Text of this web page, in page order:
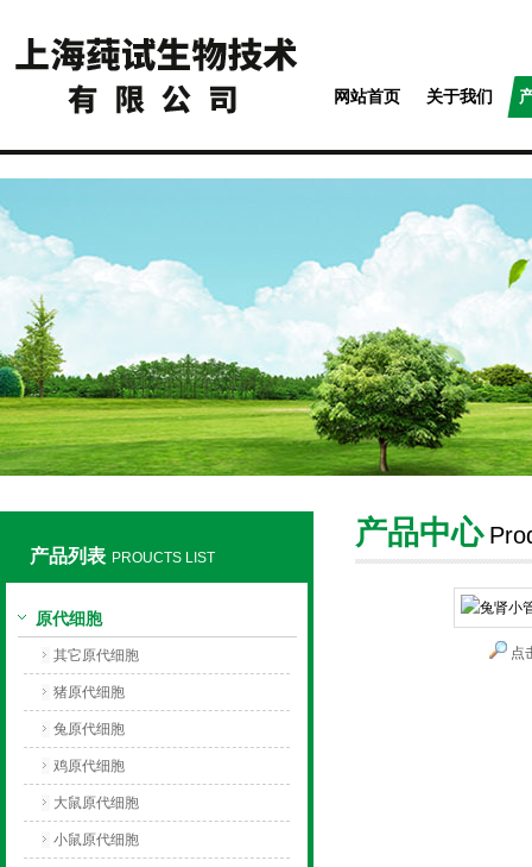
网站首页 关于我们
产品列表 PROUCTS LIST
原代细胞
其它原代细胞
猪原代细胞
兔原代细胞
鸡原代细胞
大鼠原代细胞
小鼠原代细胞
产品中心
点